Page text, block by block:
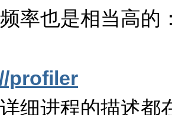
率也是相当高的
profiler
细进程的描述都